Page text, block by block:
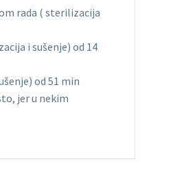
rada ( sterilizacija
i sušenje) od 14
od 51 min
jer u nekim